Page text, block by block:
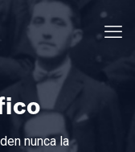
nunca la